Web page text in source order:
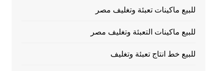
للبيع ماكينات تعبئة وتغليف مصر
للبيع ماكينات التعبئة وتغليف مصر
للبيع خط انتاج تعبئة وتغليف